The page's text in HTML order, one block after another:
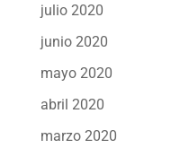
julio 2020
junio 2020
mayo 2020
abril 2020
marzo 2020